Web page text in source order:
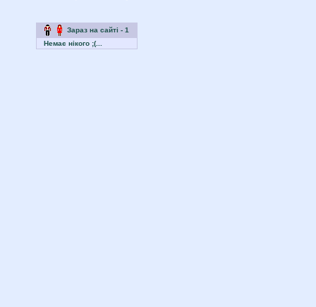
Зараз на сайті - 1
Немає нікого ;(...